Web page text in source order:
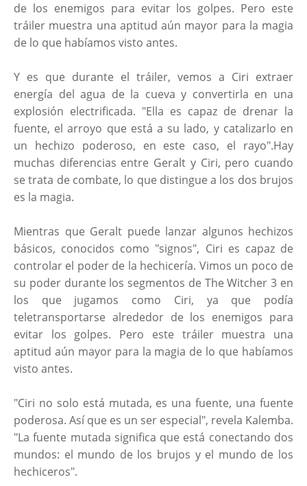
de los enemigos para evitar los golpes. Pero este
tráiler muestra una aptitud aún mayor para la magia
de lo que habíamos visto antes.
Y es que durante el tráiler, vemos a Ciri extraer
energía del agua de la cueva y convertirla en una
explosión electrificada. "Ella es capaz de drenar la
fuente, el arroyo que está a su lado, y catalizarlo en
un hechizo poderoso, en este caso, el rayo".Hay
muchas diferencias entre Geralt y Ciri, pero cuando
se trata de combate, lo que distingue a los dos brujos
es la magia.
Mientras que Geralt puede lanzar algunos hechizos
básicos, conocidos como "signos", Ciri es capaz de
controlar el poder de la hechicería. Vimos un poco de
su poder durante los segmentos de The Witcher 3 en
los que jugamos como Ciri, ya que podía
teletransportarse alrededor de los enemigos para
evitar los golpes. Pero este tráiler muestra una
aptitud aún mayor para la magia de lo que habíamos
visto antes.
"Ciri no solo está mutada, es una fuente, una fuente
poderosa. Así que es un ser especial", revela Kalemba.
"La fuente mutada significa que está conectando dos
mundos: el mundo de los brujos y el mundo de los
hechiceros".